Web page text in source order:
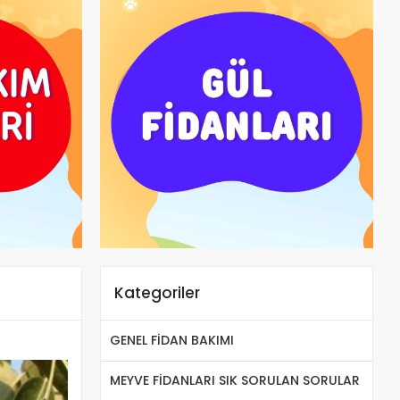
Kategoriler
GENEL FİDAN BAKIMI
MEYVE FİDANLARI SIK SORULAN SORULAR